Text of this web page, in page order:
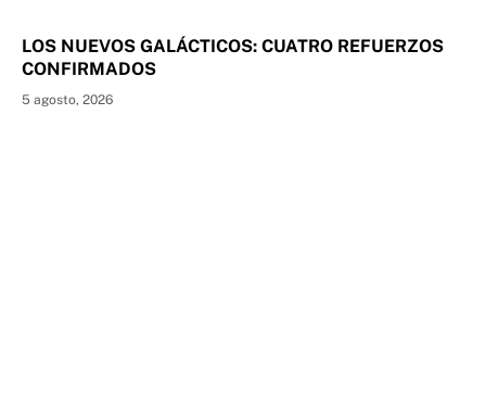
LOS NUEVOS GALÁCTICOS: CUATRO REFUERZOS
CONFIRMADOS
5 agosto, 2026